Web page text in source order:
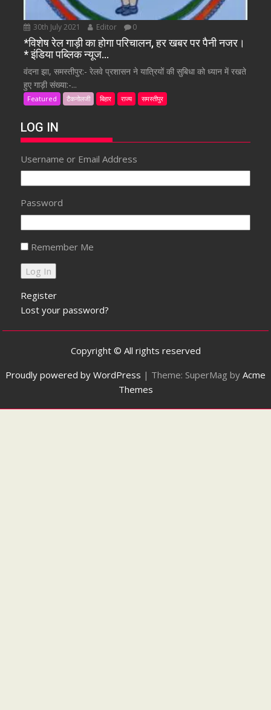
30th July 2021 Editor 0
*विशेष रेल गाड़ी का होगा परिचालन, हर खबर पर पैनी नजर।
* इंडिया पब्लिक न्यूज…
वंदना झा, समस्तीपुर:- रेलवे प्रशासन ने यात्रियों की सुबिधा को ध्यान में रखते
हुए गाड़ी संख्या:-...
Featured टैकनोलजी बिहार राज्य समस्तीपुर
LOG IN
Username or Email Address
Password
Remember Me
Register
Lost your password?
Copyright © All rights reserved
Proudly powered by WordPress | Theme: SuperMag by Acme
Themes